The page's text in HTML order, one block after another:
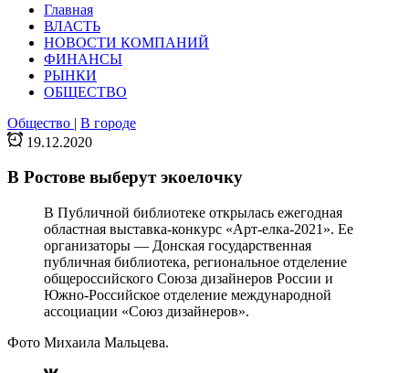
Главная
ВЛАСТЬ
НОВОСТИ КОМПАНИЙ
ФИНАНСЫ
РЫНКИ
ОБЩЕСТВО
Общество | В городе
19.12.2020
В Ростове выберут экоелочку
В Публичной библиотеке открылась ежегодная
областная выставка-конкурс «Арт-елка-2021». Ее
организаторы — Донская государственная
публичная библиотека, региональное отделение
общероссийского Союза дизайнеров России и
Южно-Российское отделение международной
ассоциации «Союз дизайнеров».
Фото Михаила Мальцева.